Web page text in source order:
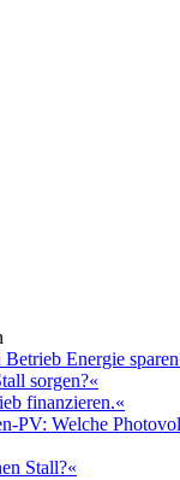
Energie
sorgen?«
finanzieren.«
PV: Welche
Stall?«